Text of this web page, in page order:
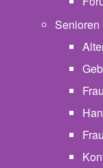
Senioren